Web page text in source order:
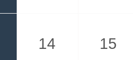
14 15